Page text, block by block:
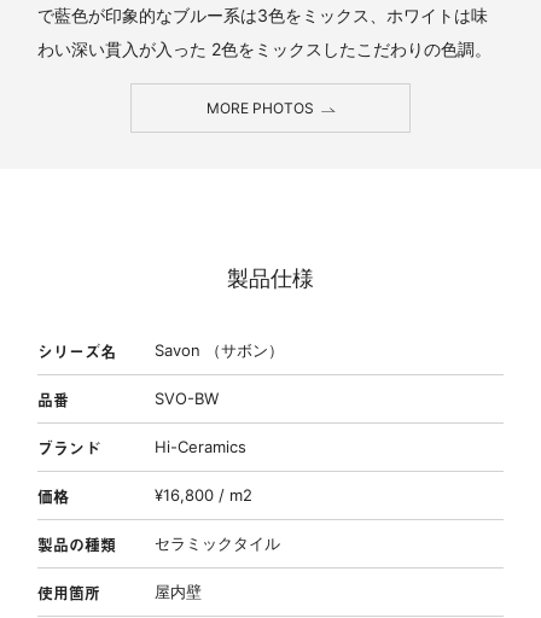
で藍色が印象的なブルー系は3色をミックス、ホワイトは味
わい深い貫入が入った 2色をミックスしたこだわりの色調。
MORE PHOTOS
製品仕様
シリーズ名 Savon （サボン）
品番 SVO-BW
ブランド Hi-Ceramics
価格 ¥16,800 / m2
製品の種類 セラミックタイル
使用箇所 屋内壁